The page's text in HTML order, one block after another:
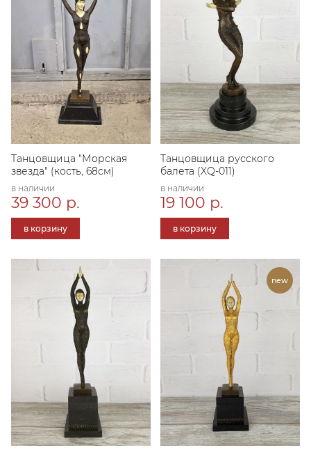
Танцовщица "Морская
звезда" (кость, 68см)
в наличии
39 300 р.
в корзину
Танцовщица русского
балета (XQ-011)
в наличии
19 100 р.
в корзину